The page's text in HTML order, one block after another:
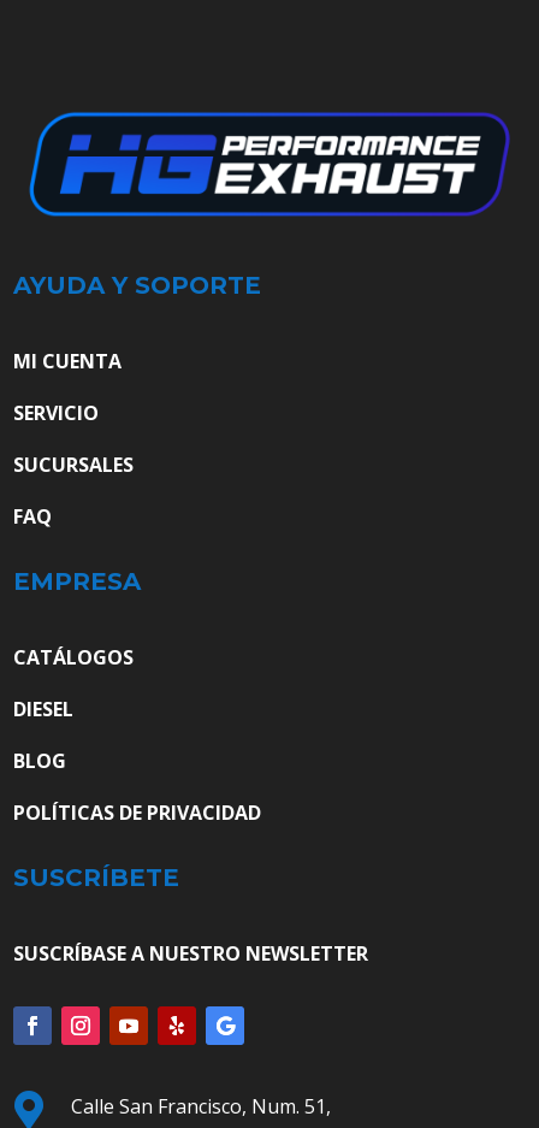
AYUDA Y SOPORTE
MI CUENTA
SERVICIO
SUCURSALES
FAQ
EMPRESA
CATÁLOGOS
DIESEL
BLOG
POLÍTICAS DE PRIVACIDAD
SUSCRÍBETE
SUSCRÍBASE A NUESTRO NEWSLETTER

Calle San Francisco, Num. 51,